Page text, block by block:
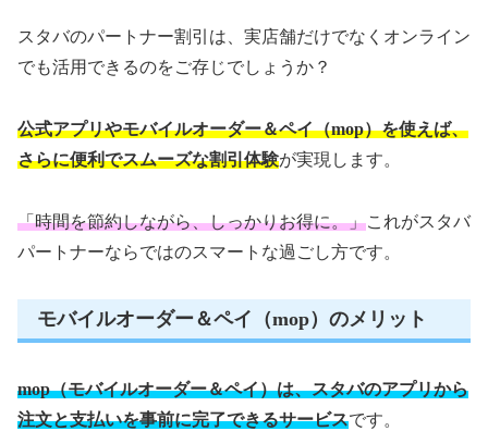
スタバのパートナー割引は、実店舗だけでなくオンライン
でも活用できるのをご存じでしょうか？
公式アプリやモバイルオーダー＆ペイ（mop）を使えば、
さらに便利でスムーズな割引体験が実現します。
「時間を節約しながら、しっかりお得に。」これがスタバ
パートナーならではのスマートな過ごし方です。
モバイルオーダー＆ペイ（mop）のメリット
mop（モバイルオーダー＆ペイ）は、スタバのアプリから
注文と支払いを事前に完了できるサービスです。